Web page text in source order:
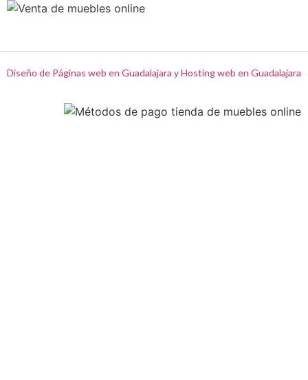
Diseño de Páginas web en Guadalajara yHosting web en Guadalajara